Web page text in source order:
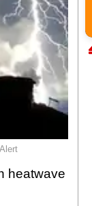
heatwave